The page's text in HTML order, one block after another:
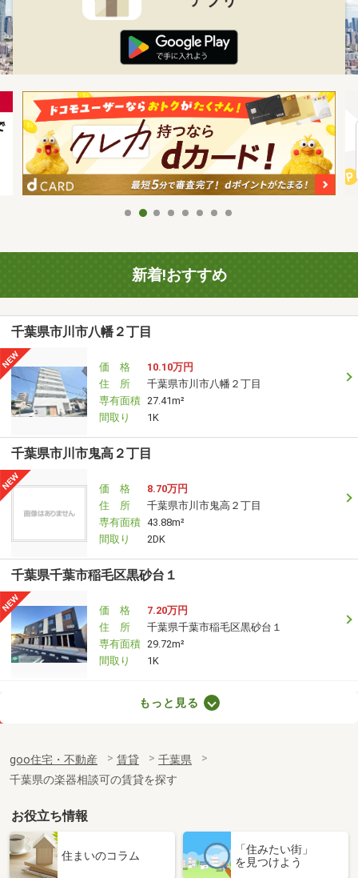
新着!おすすめ
千葉県市川市八幡２丁目
価 格
10.10万円
住 所
千葉県市川市八幡２丁目
専有面積 27.41m²
間取り
1K
千葉県市川市鬼高２丁目
価 格
8.70万円
住 所
千葉県市川市鬼高２丁目
専有面積 43.88m²
間取り
2DK
千葉県千葉市稲毛区黒砂台１
価 格
7.20万円
住 所
千葉県千葉市稲毛区黒砂台１
専有面積 29.72m²
間取り
1K
専有面積
28.02m²
間取り
1K
千葉県船橋市本郷町
価 格
17.40万円
千葉県船橋市本郷町
もっと見る
goo住宅・不動産 賃貸
千葉県
千葉県の楽器相談可の賃貸を探す
お役立ち情報
住まいのコラム
「住みたい街」
を見つけよう